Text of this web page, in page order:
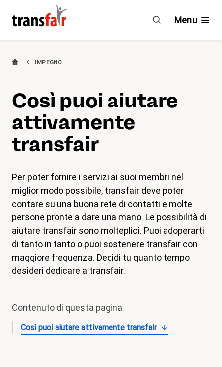
puoi
attivamente
Attualità
magazine
Shop
Contatto
Il mio apprendistato. I miei diritti.
Aderire
Categorie
Impegno(attivo)
Chi è transfair?
Menu
IMPEGNO
Così puoi aiutare
attivamente
transfair
Per poter fornire i servizi ai suoi membri nel
miglior modo possibile, transfair deve poter
contare su una buona rete di contatti e molte
persone pronte a dare una mano. Le possibilità di
aiutare transfair sono molteplici. Puoi adoperarti
di tanto in tanto o puoi sostenere transfair con
maggiore frequenza. Decidi tu quanto tempo
desideri dedicare a transfair.
Contenuto di questa pagina
Così puoi aiutare attivamente transfair